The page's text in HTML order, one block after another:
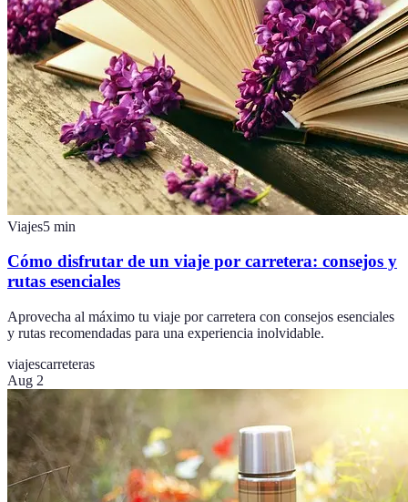
Viajes5 min
Cómo disfrutar de un viaje por carretera: consejos y
rutas esenciales
Aprovecha al máximo tu viaje por carretera con consejos esenciales
y rutas recomendadas para una experiencia inolvidable.
viajescarreteras
Aug 2